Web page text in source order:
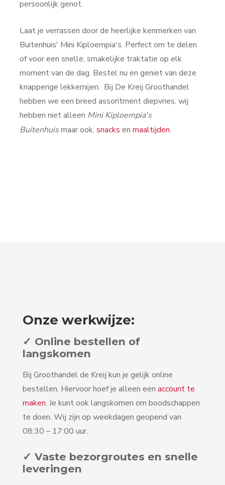
persoonlijk genot.
Laat je verrassen door de heerlijke kenmerken van
Buitenhuis' Mini Kiploempia's. Perfect om te delen
of voor een snelle, smakelijke traktatie op elk
moment van de dag. Bestel nu en geniet van deze
knapperige lekkernijen. Bij De Kreij Groothandel
hebben we een breed assoritment diepvries, wij
hebben niet alleen Mini Kiploempia's
Buitenhuismaar ook, snacks en maaltijden.
Onze werkwijze:
✓ Online bestellen of
langskomen
Bij Groothandel de Kreij kun je gelijk online
bestellen. Hiervoor hoef je alleen een account te
maken. Je kunt ook langskomen om boodschappen
te doen. Wij zijn op weekdagen geopend van
08:30 – 17:00 uur.
✓ Vaste bezorgroutes en snelle
leveringen